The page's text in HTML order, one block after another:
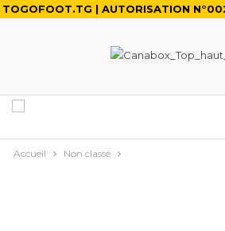
TOGOFOOT.TG | AUTORISATION
Accueil Non classé